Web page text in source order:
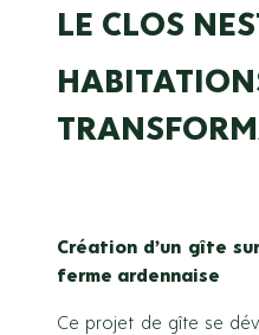
LE CLOS
Création d’un gîte
ferme ardennaise
Ce projet de gîte se